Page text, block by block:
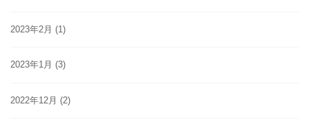
2023年2月 (1)
2023年1月 (3)
2022年12月 (2)